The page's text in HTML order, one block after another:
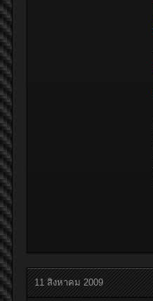
11 สิงหาคม 2009